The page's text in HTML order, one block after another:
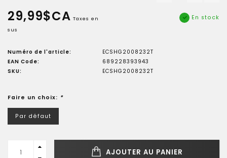
29,99$CA Taxes en
sus
En stock
Numéro de l'article:
ECSHG2008232T
EAN Code:
689228393943
SKU:
ECSHG2008232T
Faire un choix: *
Par défaut
AJOUTER AU PANIER